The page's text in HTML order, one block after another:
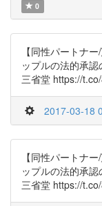
0
【同性パートナ
ップルの法的承
三省堂 https://
2017-03-18
【同性パートナ
ップルの法的承
三省堂 https://